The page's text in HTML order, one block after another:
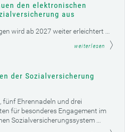
den elektronischen
aus
wird ab 2027 weiter erleichtert ...
weiterlesen
der Sozialversicherung
fünf Ehrennadeln und drei
für besonderes Engagement im
Sozialversicherungssystem ...